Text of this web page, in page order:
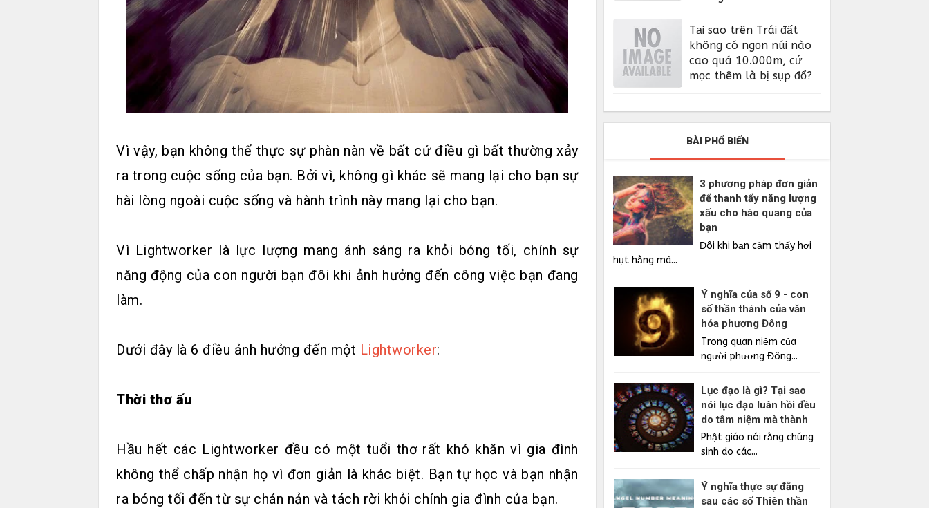
Vì vậy, bạn không thể thực sự phàn nàn về bất cứ điều gì bất thường xảy
ra trong cuộc sống của bạn. Bởi vì, không gì khác sẽ mang lại cho bạn sự
hài lòng ngoài cuộc sống và hành trình này mang lại cho bạn.
Vì Lightworker là lực lượng mang ánh sáng ra khỏi bóng tối, chính sự
năng động của con người bạn đôi khi ảnh hưởng đến công việc bạn đang
làm.
Dưới đây là 6 điều ảnh hưởng đến một Lightworker:
Thời thơ ấu
Hầu hết các Lightworker đều có một tuổi thơ rất khó khăn vì gia đình
không thể chấp nhận họ vì đơn giản là khác biệt. Bạn tự học và bạn nhận
ra bóng tối đến từ sự chán nản và tách rời khỏi chính gia đình của bạn.
Tại sao trên Trái đất
không có ngọn núi nào
cao quá 10.000m, cứ
mọc thêm là bị sụp đổ?
BÀI PHỔ BIẾN
3 phương pháp đơn giản
để thanh tẩy năng lượng
xấu cho hào quang của
bạn
Đôi khi bạn cảm thấy hơi
hụt hẫng mà...
Ý nghĩa của số 9 - con
số thần thánh của văn
hóa phương Đông
Trong quan niệm của
người phương Đông...
Lục đạo là gì? Tại sao
nói lục đạo luân hồi đều
do tâm niệm mà thành
Phật giáo nói rằng chúng
sinh do các...
Ý nghĩa thực sự đằng
sau các số Thiên thần